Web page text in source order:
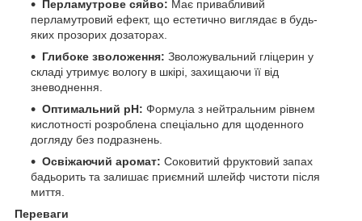
Перламутрове сяйво: Має привабливий
перламутровий ефект, що естетично виглядає в будь-
яких прозорих дозаторах.
Глибоке зволоження: Зволожувальний гліцерин у
складі утримує вологу в шкірі, захищаючи її від
зневоднення.
Оптимальний pH: Формула з нейтральним рівнем
кислотності розроблена спеціально для щоденного
догляду без подразнень.
Освіжаючий аромат: Соковитий фруктовий запах
бадьорить та залишає приємний шлейф чистоти після
миття.
Переваги